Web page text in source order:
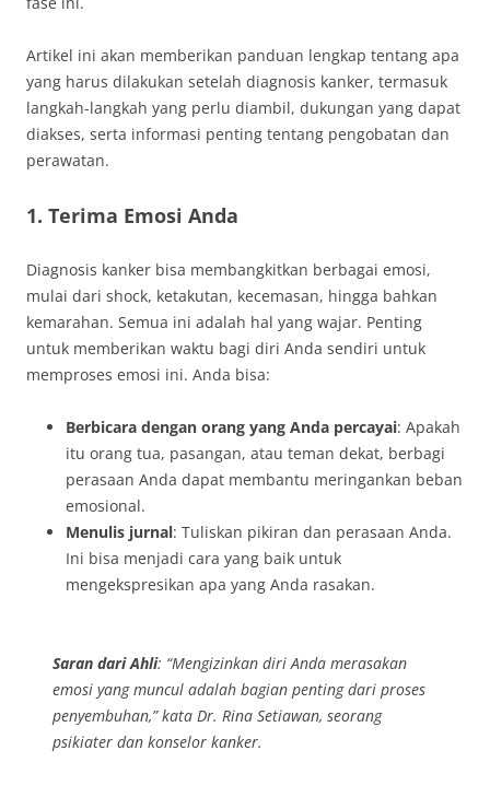
Artikel ini akan memberikan panduan lengkap tentang apa
yang harus dilakukan setelah diagnosis kanker, termasuk
langkah-langkah yang perlu diambil, dukungan yang dapat
diakses, serta informasi penting tentang pengobatan dan
perawatan.
1. Terima Emosi Anda
Diagnosis kanker bisa membangkitkan berbagai emosi,
mulai dari shock, ketakutan, kecemasan, hingga bahkan
kemarahan. Semua ini adalah hal yang wajar. Penting
untuk memberikan waktu bagi diri Anda sendiri untuk
memproses emosi ini. Anda bisa:
Berbicara dengan orang yang Anda percayai: Apakah
itu orang tua, pasangan, atau teman dekat, berbagi
perasaan Anda dapat membantu meringankan beban
emosional.
Menulis jurnal: Tuliskan pikiran dan perasaan Anda.
Ini bisa menjadi cara yang baik untuk
mengekspresikan apa yang Anda rasakan.
Saran dari Ahli: “Mengizinkan diri Anda merasakan
emosi yang muncul adalah bagian penting dari proses
penyembuhan,” kata Dr. Rina Setiawan, seorang
psikiater dan konselor kanker.